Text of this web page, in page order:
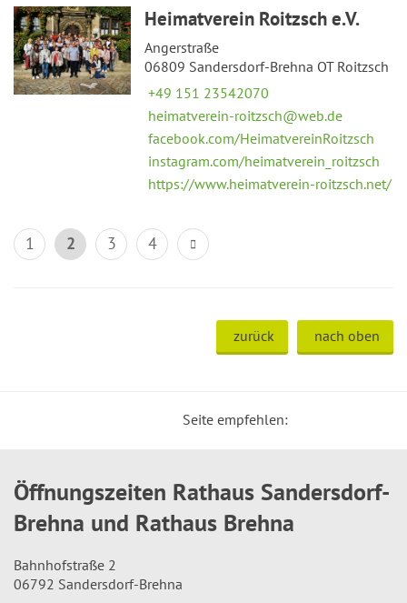
Heimatverein Roitzsch e.V.
Angerstraße
06809 Sandersdorf-Brehna OT Roitzsch
+49 151 23542070
heimatverein-roitzsch@web.de
facebook.com/HeimatvereinRoitzsch
instagram.com/heimatverein_roitzsch
https://www.heimatverein-roitzsch.net/
1 2 3 4
zurück nach oben
Seite empfehlen:
Öffnungszeiten Rathaus Sandersdorf-
Brehna und Rathaus Brehna
Bahnhofstraße 2
06792 Sandersdorf-Brehna